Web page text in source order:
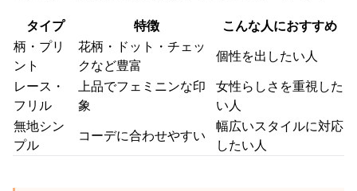
タイプ
特徴
こんな人におすすめ
柄・プリ
ント
花柄・ドット・チェッ
クなど豊富
個性を出したい人
レース・
フリル
上品でフェミニンな印
象
女性らしさを重視した
い人
無地シン
プル
コーデに合わせやすい
幅広いスタイルに対応
したい人